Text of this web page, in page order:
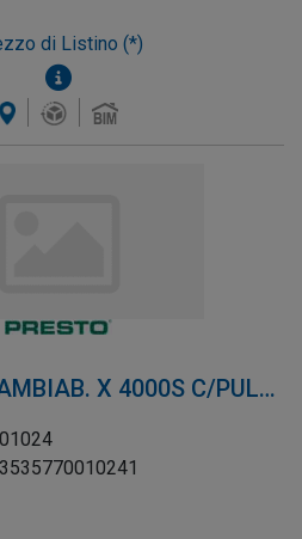
di Listino (*)
X 4000S C/PULS.
01024
3535770010241